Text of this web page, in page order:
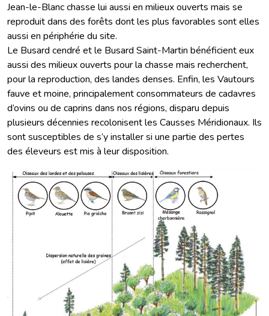
Jean-le-Blanc chasse lui aussi en milieux ouverts mais se
reproduit dans des forêts dont les plus favorables sont elles
aussi en périphérie du site.
Le Busard cendré et le Busard Saint-Martin bénéficient eux
aussi des milieux ouverts pour la chasse mais recherchent,
pour la reproduction, des landes denses. Enfin, les Vautours
fauve et moine, principalement consommateurs de cadavres
d’ovins ou de caprins dans nos régions, disparu depuis
plusieurs décennies recolonisent les Causses Méridionaux. Ils
sont susceptibles de s’y installer si une partie des pertes
des éleveurs est mis à leur disposition.